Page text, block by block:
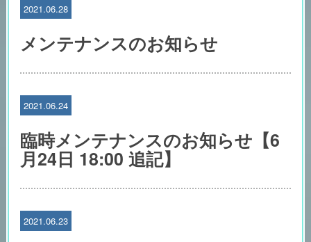
2021.06.28
メンテナンスのお知らせ
2021.06.24
臨時メンテナンスのお知らせ【6
月24日 18:00 追記】
2021.06.23